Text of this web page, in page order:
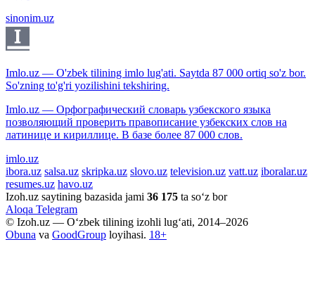
sinonim.uz
Imlo.uz — O'zbek tilining imlo lug'ati. Saytda 87 000 ortiq so'z bor.
So'zning to'g'ri yozilishini tekshiring.
Imlo.uz — Орфографический словарь узбекского языка
позволяющий проверить правописание узбекских слов на
латинице и кириллице. В базе более 87 000 слов.
imlo.uz
ibora.uz salsa.uz skripka.uz slovo.uz television.uz vatt.uz iboralar.uz
resumes.uz havo.uz
Izoh.uz saytining bazasida jami 36 175 ta so‘z bor
Aloqa Telegram
© Izoh.uz — O‘zbek tilining izohli lug‘ati, 2014–2026
Obuna va GoodGroup loyihasi. 18+